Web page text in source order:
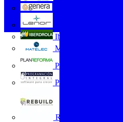
Iberdrola
MATELEC
Plan Reforma
Programación Integral
REBUILD